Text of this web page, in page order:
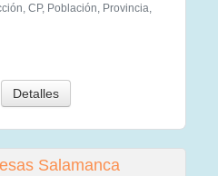
CP, Población, Provincia,
Detalles
Salamanca